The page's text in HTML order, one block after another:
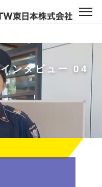
インタビュー 04